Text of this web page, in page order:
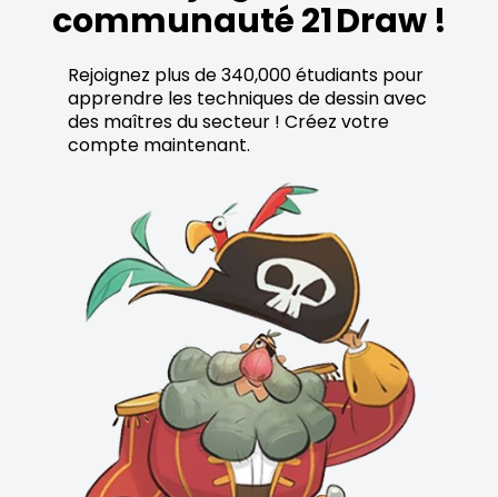
communauté 21 Draw !
Rejoignez plus de 340,000 étudiants pour
apprendre les techniques de dessin avec
des maîtres du secteur ! Créez votre
compte maintenant.